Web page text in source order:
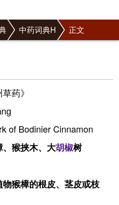
中药词典H 正文
药》
of Bodinier Cinnamon
猴挟木、大胡椒树
物猴樟的根皮、茎皮或枝